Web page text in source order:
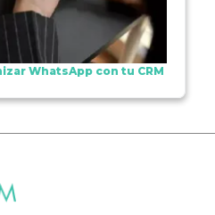
WhatsApp con tu CRM